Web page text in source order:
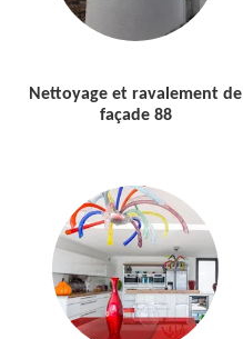
Nettoyage et ravalement de
façade 88